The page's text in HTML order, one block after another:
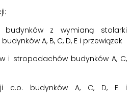
budynków z wymianą stolarki
A, B, C, D, E i przewiązek
i stropodachów budynków A, C,
c.o. budynków A, C, D, E i